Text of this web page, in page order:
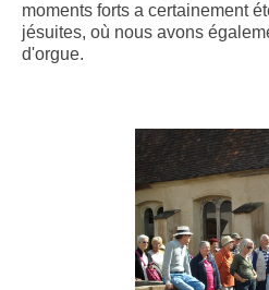
moments forts a certainement
jésuites, où nous avons
d'orgue.